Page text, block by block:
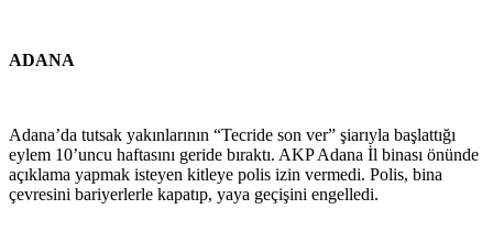
ADANA
Adana’da tutsak yakınlarının “Tecride son ver” şiarıyla başlattığı
eylem 10’uncu haftasını geride bıraktı. AKP Adana İl binası önünde
açıklama yapmak isteyen kitleye polis izin vermedi. Polis, bina
çevresini bariyerlerle kapatıp, yaya geçişini engelledi.